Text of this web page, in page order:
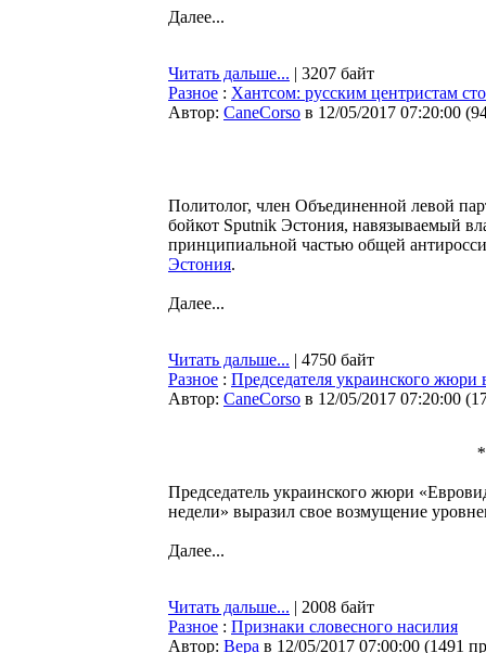
Далее...
Читать дальше... | 3207 байт
Разное : Хантсом: русским центристам
Автор: CaneCorso в 12/05/2017 07:20:00 (
Политолог, член Объединенной левой
бойкот Sputnik Эстония, навязываемый
принципиальной частью общей
Эстония.
Далее...
Читать дальше... | 4750 байт
Разное : Председателя украинского
Автор: CaneCorso в 12/05/2017 07:20:00 (
Председатель украинского жюри
недели» выразил свое возмущение
Далее...
Читать дальше... | 2008 байт
Разное : Признаки словесного насилия
Автор: Bepa в 12/05/2017 07:00:00 (1491